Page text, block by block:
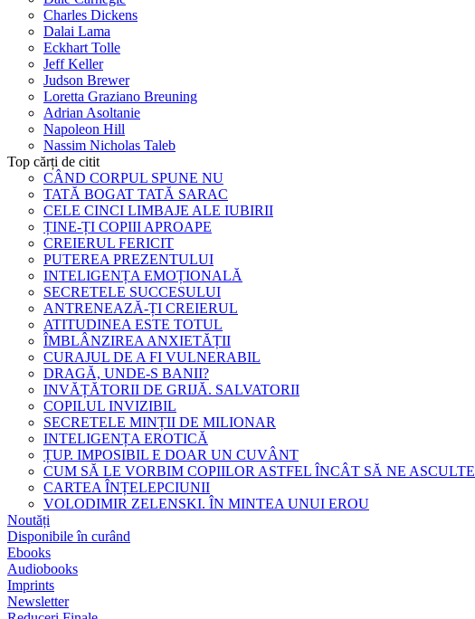
Charles Dickens
Dalai Lama
Eckhart Tolle
Jeff Keller
Judson Brewer
Loretta Graziano Breuning
Adrian Asoltanie
Napoleon Hill
Nassim Nicholas Taleb
Top cărți de citit
CÂND CORPUL SPUNE NU
TATĂ BOGAT TATĂ SARAC
CELE CINCI LIMBAJE ALE IUBIRII
ȚINE-ȚI COPIII APROAPE
CREIERUL FERICIT
PUTEREA PREZENTULUI
INTELIGENȚA EMOȚIONALĂ
SECRETELE SUCCESULUI
ANTRENEAZĂ-ȚI CREIERUL
ATITUDINEA ESTE TOTUL
ÎMBLÂNZIREA ANXIETĂȚII
CURAJUL DE A FI VULNERABIL
DRAGĂ, UNDE-S BANII?
INVĂȚĂTORII DE GRIJĂ. SALVATORII
COPILUL INVIZIBIL
SECRETELE MINȚII DE MILIONAR
INTELIGENȚA EROTICĂ
ȚUP. IMPOSIBIL E DOAR UN CUVÂNT
CUM SĂ LE VORBIM COPIILOR ASTFEL ÎNCÂT SĂ NE ASCULTE
CARTEA ÎNȚELEPCIUNII
VOLODIMIR ZELENSKI. ÎN MINTEA UNUI EROU
Noutăți
Disponibile în curând
Ebooks
Audiobooks
Imprints
Newsletter